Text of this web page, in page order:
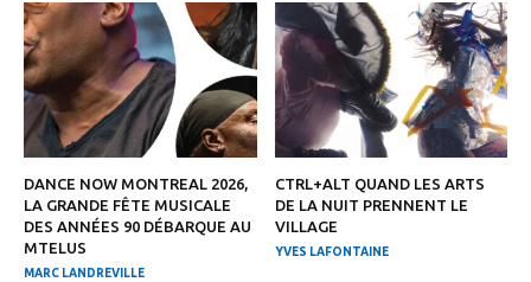
DANCE NOW MONTREAL 2026,
LA GRANDE FÊTE MUSICALE
DES ANNÉES 90 DÉBARQUE AU
MTELUS
MARC LANDREVILLE
CTRL+ALT QUAND LES ARTS
DE LA NUIT PRENNENT LE
VILLAGE
YVES LAFONTAINE